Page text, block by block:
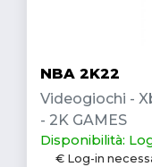
NBA 2K22
Videogiochi -
- 2K GAMES
Disponibilità:
€ Log-in